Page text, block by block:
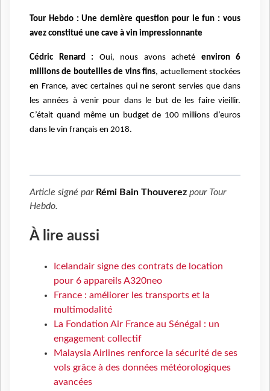
Tour Hebdo : Une dernière question pour le fun : vous
avez constitué une cave à vin impressionnante
Cédric Renard : Oui, nous avons acheté environ 6
millions de bouteilles de vins fins, actuellement stockées
en France, avec certaines qui ne seront servies que dans
les années à venir pour dans le but de les faire vieillir.
C’était quand même un budget de 100 millions d’euros
dans le vin français en 2018.
Article signé par Rémi Bain Thouverez pour Tour
Hebdo.
À lire aussi
Icelandair signe des contrats de location
pour 6 appareils A320neo
France : améliorer les transports et la
multimodalité
La Fondation Air France au Sénégal : un
engagement collectif
Malaysia Airlines renforce la sécurité de ses
vols grâce à des données météorologiques
avancées